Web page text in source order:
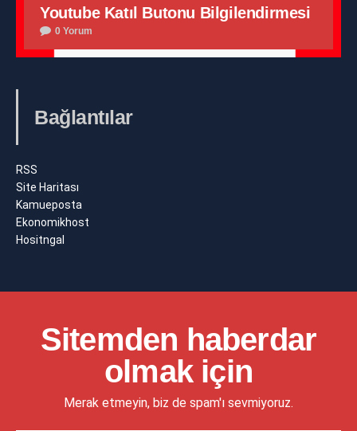
Youtube Katıl Butonu Bilgilendirmesi
0 Yorum
Bağlantılar
RSS
Site Haritası
Kamueposta
Ekonomikhost
Hositngal
Sitemden haberdar
olmak için
Merak etmeyin, biz de spam'ı sevmiyoruz.